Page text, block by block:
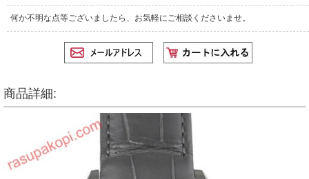
何か不明な点等ございましたら、お気軽にご相談くださいませ。
商品詳細: